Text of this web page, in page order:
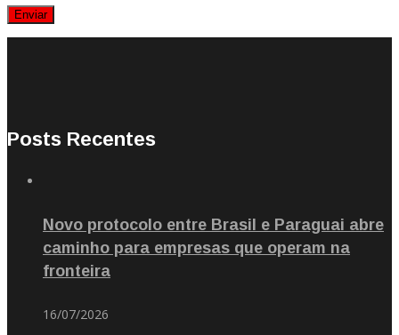
Posts Recentes
Novo protocolo entre Brasil e Paraguai abre
caminho para empresas que operam na
fronteira
16/07/2026